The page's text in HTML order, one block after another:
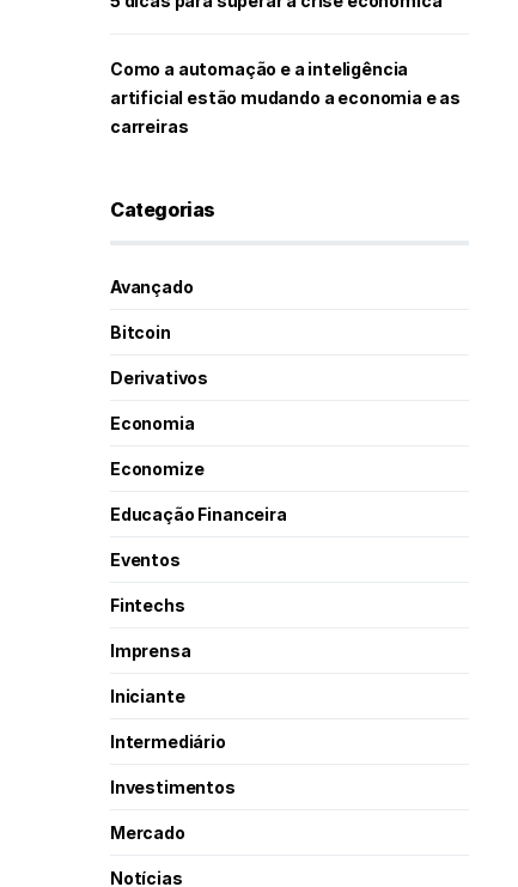
Como a automação e a inteligência
artificial estão mudando a economia e as
carreiras
Categorias
Avançado
Bitcoin
Derivativos
Economia
Economize
Educação Financeira
Eventos
Fintechs
Imprensa
Iniciante
Intermediário
Investimentos
Mercado
Notícias